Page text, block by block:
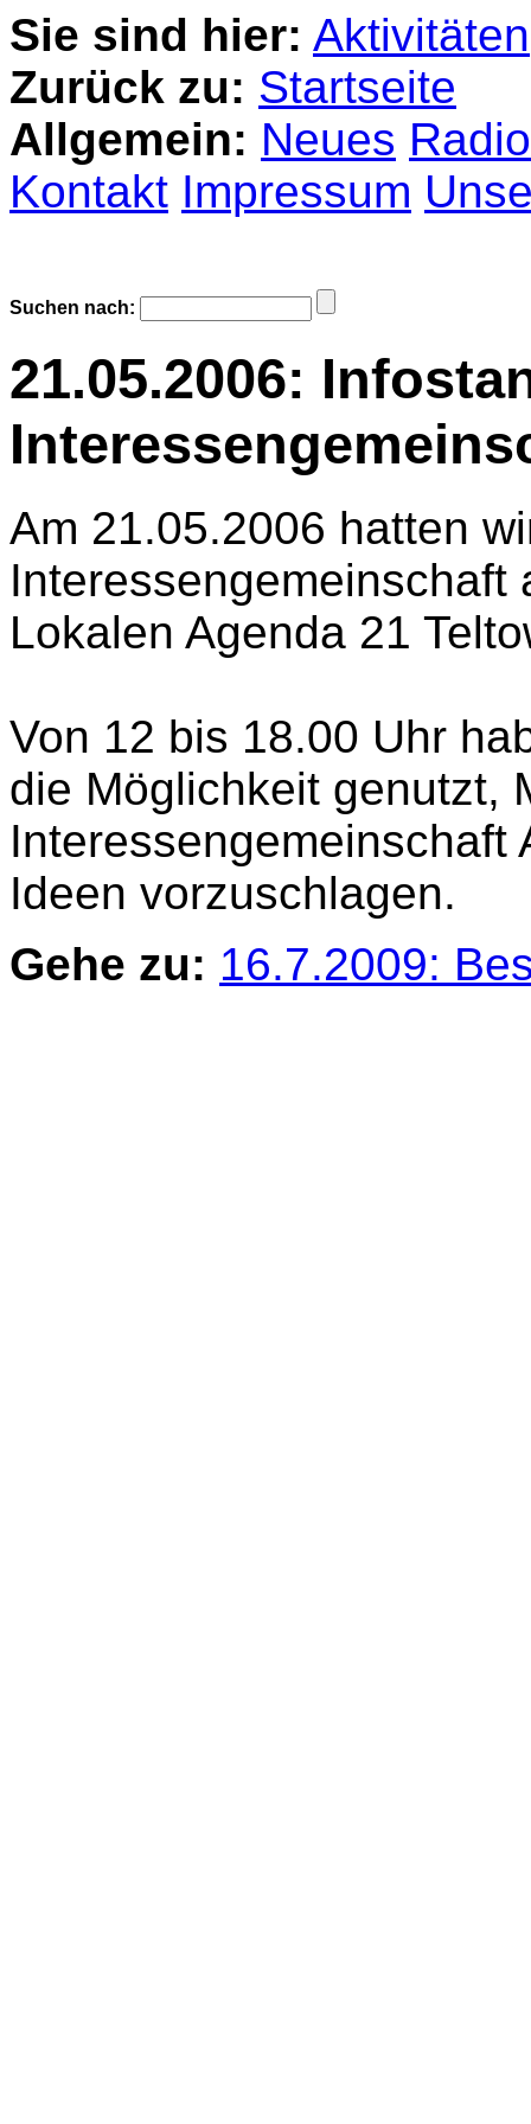
Sie sind hier: Aktivitäten
Zurück zu: Startseite
Allgemein: Neues
Kontakt Impressum
Suchen nach:
21.05.2006:
Am 21.05.2006 hatten
Interessengemeinschaft
Lokalen Agenda 21
Von 12 bis 18.00 Uhr
die Möglichkeit genutzt,
Interessengemeinschaft
Ideen vorzuschlagen.
Gehe zu: 16.7.2009: